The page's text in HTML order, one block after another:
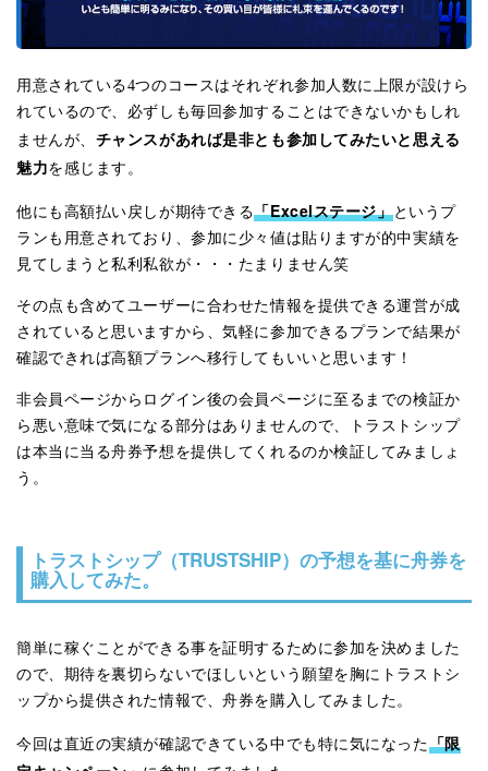
用意されている4つのコースはそれぞれ参加人数に上限が設けら
れているので、必ずしも毎回参加することはできないかもしれ
ませんが、 チャンスがあれば是非とも参加してみたいと思える
魅力を感じます。
他にも高額払い戻しが期待できる「Excelステージ」というプ
ランも用意されており、参加に少々値は貼りますが的中実績を
見てしまうと私利私欲が・・・たまりません笑
その点も含めてユーザーに合わせた情報を提供できる運営が成
されていると思いますから、気軽に参加できるプランで結果が
確認できれば高額プランへ移行してもいいと思います！
非会員ページからログイン後の会員ページに至るまでの検証か
ら悪い意味で気になる部分はありませんので、トラストシップ
は本当に当る舟券予想を提供してくれるのか検証してみましょ
う。
トラストシップ（TRUSTSHIP）の予想を基に舟券を
購入してみた。
簡単に稼ぐことができる事を証明するために参加を決めました
ので、期待を裏切らないでほしいという願望を胸にトラストシ
ップから提供された情報で、舟券を購入してみました。
今回は直近の実績が確認できている中でも特に気になった「限